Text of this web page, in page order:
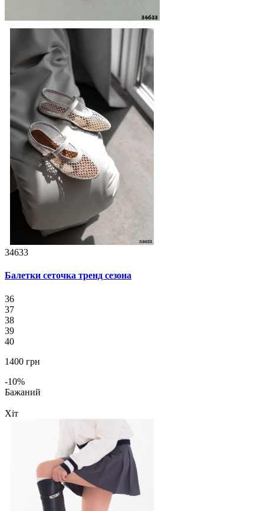
34633
Балетки сеточка тренд сезона
36
37
38
39
40
1400 грн
-10%
Бажаний
Хіт